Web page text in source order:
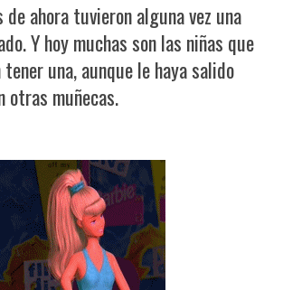
ahora tuvieron alguna vez una
Y hoy muchas son las niñas que
una, aunque le haya salido
otras muñecas.